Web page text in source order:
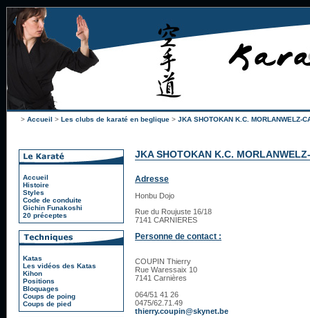
> Accueil > Les clubs de karaté en beglique > JKA SHOTOKAN K.C. MORLANWELZ-
Accueil
Histoire
Styles
Code de conduite
Gichin Funakoshi
20 préceptes
Katas
Les vidéos des Katas
Kihon
Positions
Bloquages
Coups de poing
Coups de pied
JKA SHOTOKAN K.C.
Adresse
Honbu Dojo
Rue du Roujuste 16/18
7141 CARNIERES
Personne de contact :
COUPIN Thierry
Rue Waressaix 10
7141 Carnières
064/51 41 26
0475/62.71.49
thierry.coupin@skynet.be